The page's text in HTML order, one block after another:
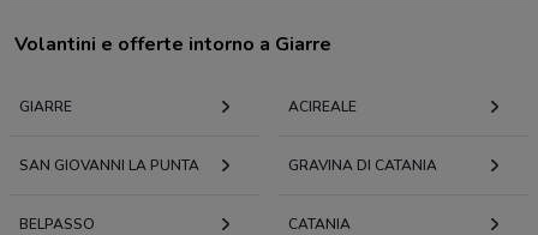
Volantini e offerte intorno a Giarre
GIARRE ACIREALE
SAN GIOVANNI LA PUNTA GRAVINA DI CATANIA
BELPASSO CATANIA